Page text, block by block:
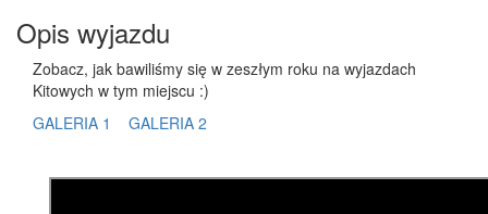
Opis wyjazdu
Zobacz, jak bawiliśmy się w zeszłym roku na wyjazdach
Kitowych w tym miejscu :)
GALERIA 1
GALERIA 2